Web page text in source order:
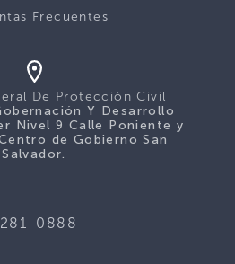
Frecuentes
De Protección Civil
Y Desarrollo
Nivel 9 Calle Poniente y
de Gobierno San
Salvador.
0888